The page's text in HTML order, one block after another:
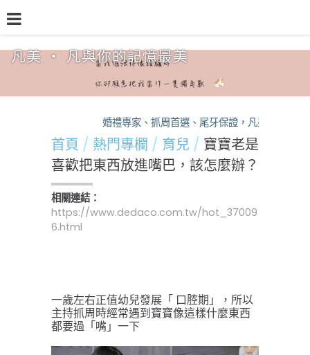
凡美 ‧ 凡與你的記憶最美
熱門專欄 熱銷方案 預約檔期
婚禮專家、抓周首選、尾牙保證，凡美，您的活
首頁 熱門專欄 育兒
寶寶老是
喜歡把東西放進嘴巴，該怎麼辦？
相關連結：
https://www.dedaco.com.tw/hot_37009
6.html
一歲左右正值幼兒發展「 口腔期」，所以
主持抓周時經常遇到寶寶像這樣什麼東西
都要過「嘴」一下